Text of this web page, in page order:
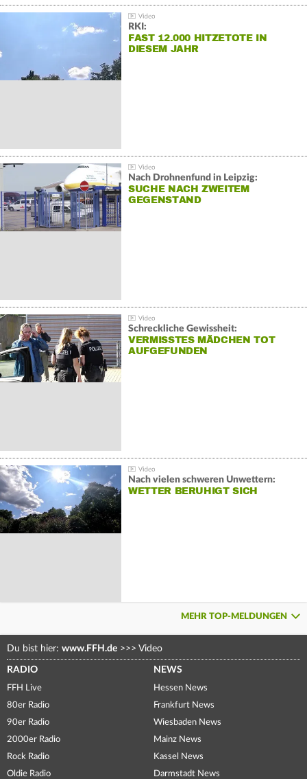
RKI:
FAST 12.000 HITZETOTE IN
DIESEM JAHR
Nach Drohnenfund in Leipzig:
SUCHE NACH ZWEITEM
GEGENSTAND
Schreckliche Gewissheit:
VERMISSTES MÄDCHEN TOT
AUFGEFUNDEN
Nach vielen schweren Unwettern:
WETTER BERUHIGT SICH
MEHR TOP-MELDUNGEN
Du bist hier: www.FFH.de >>> Video
RADIO
FFH Live
80er Radio
90er Radio
2000er Radio
Rock Radio
Oldie Radio
NEWS
Hessen News
Frankfurt News
Wiesbaden News
Mainz News
Kassel News
Darmstadt News